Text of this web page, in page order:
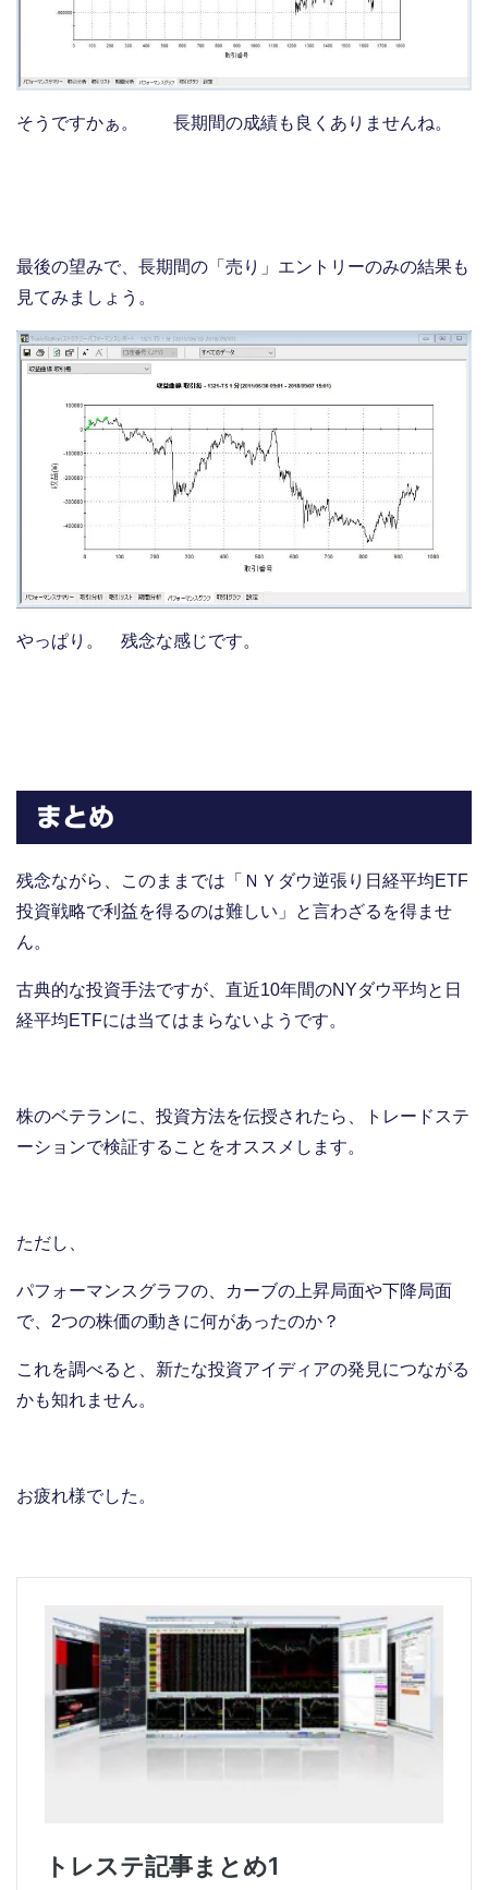
そうですかぁ。 長期間の成績も良くありませんね。
最後の望みで、長期間の「売り」エントリーのみの結果も
見てみましょう。
やっぱり。 残念な感じです。
まとめ
残念ながら、このままでは「ＮＹダウ逆張り日経平均ETF
投資戦略で利益を得るのは難しい」と言わざるを得ませ
ん。
古典的な投資手法ですが、直近10年間のNYダウ平均と日
経平均ETFには当てはまらないようです。
株のベテランに、投資方法を伝授されたら、トレードステ
ーションで検証することをオススメします。
ただし、
パフォーマンスグラフの、カーブの上昇局面や下降局面
で、2つの株価の動きに何があったのか？
これを調べると、新たな投資アイディアの発見につながる
かも知れません。
お疲れ様でした。